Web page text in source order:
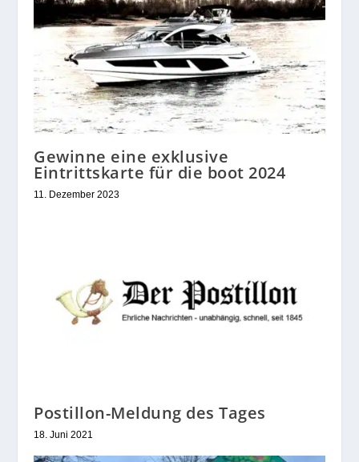
Gewinne eine exklusive
Eintrittskarte für die boot 2024
11. Dezember 2023
Postillon-Meldung des Tages
18. Juni 2021